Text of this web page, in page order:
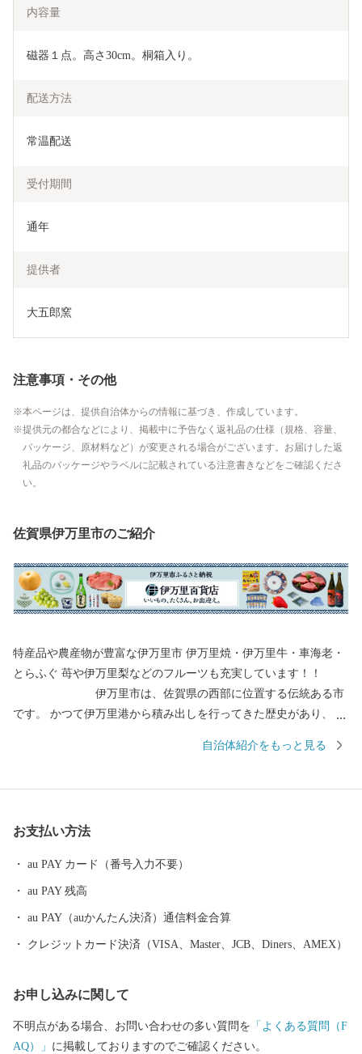
内容量
磁器１点。高さ30cm。桐箱入り。
配送方法
常温配送
受付期間
通年
提供者
大五郎窯
注意事項・その他
本ページは、提供自治体からの情報に基づき、作成しています。
提供元の都合などにより、掲載中に予告なく返礼品の仕様（規格、容量、
パッケージ、原材料など）が変更される場合がございます。お届けした返
礼品のパッケージやラベルに記載されている注意書きなどをご確認くださ
い。
佐賀県伊万里市のご紹介
特産品や農産物が豊富な伊万里市 伊万里焼・伊万里牛・車海老・
とらふぐ 苺や伊万里梨などのフルーツも充実しています！！
です。 かつて伊万里港から積み出しを行ってきた歴史があり、伊
便利さはありませんが、心温かい人が集まり、心にゆとりある生
万里市が責任をもって安全に管理・保管し、第三者に譲渡・提供
することはございません。 寄附者様からいただいた個人情報は、
する報告、伊万里市が主催・出展するふるさと納税関連イベント
情報の提供、伊万里市のふるさと納税に関する情報提供のため、
使用させていただきます。 また、情報の提供手段としては、電子
里市ふるさと納税サポート室】 電話：0955-58-9930 ＦＡＸ：050-3
606-3441 メール：support@furusato-imari.jp ※伊万里市はふるさと
納税のサポート室業務と、ワンストップ特例申請受付業務を外部
自治体紹介をもっと見る
お支払い方法
au PAY カード（番号入力不要）
au PAY 残高
au PAY（auかんたん決済）通信料金合算
クレジットカード決済（VISA、Master、JCB、Diners、AMEX）
お申し込みに関して
不明点がある場合、お問い合わせの多い質問を 「よくある質問（F
AQ）」 に掲載しておりますのでご確認ください。